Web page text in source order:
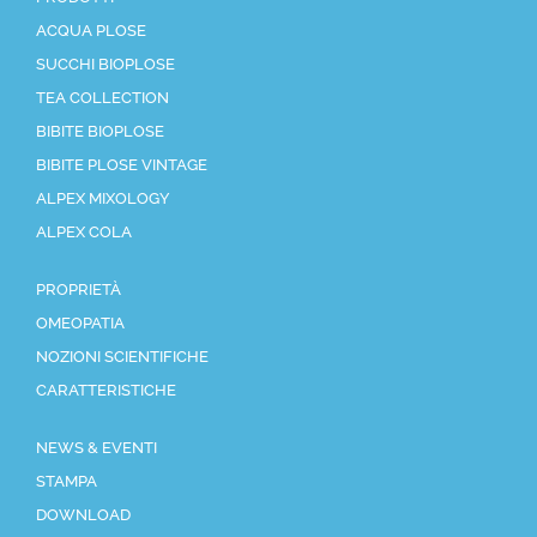
ACQUA PLOSE
SUCCHI BIOPLOSE
TEA COLLECTION
BIBITE BIOPLOSE
BIBITE PLOSE VINTAGE
ALPEX MIXOLOGY
ALPEX COLA
PROPRIETÀ
OMEOPATIA
NOZIONI SCIENTIFICHE
CARATTERISTICHE
NEWS & EVENTI
STAMPA
DOWNLOAD